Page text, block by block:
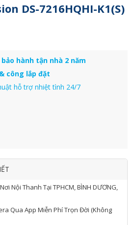
DS-7216HQHI-K1(S)
hành tận nhà 2 năm
công lắp đặt
hỗ trợ nhiệt tình 24/7
Nội Thanh Tại TPHCM, BÌNH DƯƠNG,
Qua App Miễn Phí Trọn Đời (không